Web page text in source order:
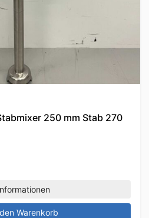
250 mm Stab 270
Warenkorb